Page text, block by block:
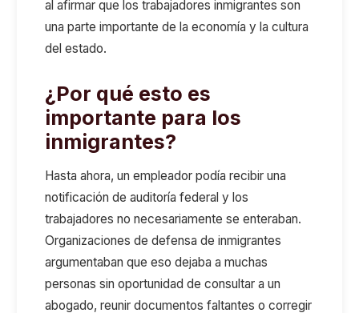
al afirmar que los trabajadores inmigrantes son
una parte importante de la economía y la cultura
del estado.
¿Por qué esto es
importante para los
inmigrantes?
Hasta ahora, un empleador podía recibir una
notificación de auditoría federal y los
trabajadores no necesariamente se enteraban.
Organizaciones de defensa de inmigrantes
argumentaban que eso dejaba a muchas
personas sin oportunidad de consultar a un
abogado, reunir documentos faltantes o corregir